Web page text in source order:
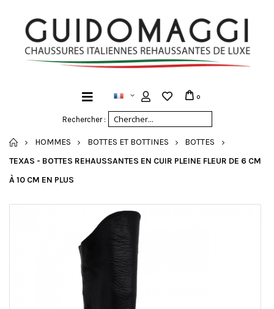
Rechercher :
0
ACCUEIL
HOMMES BOTTES ET BOTTINES
BOTTES
TEXAS - BOTTES REHAUSSANTES EN CUIR PLEINE FLEUR DE 6 CM
À 10 CM EN PLUS